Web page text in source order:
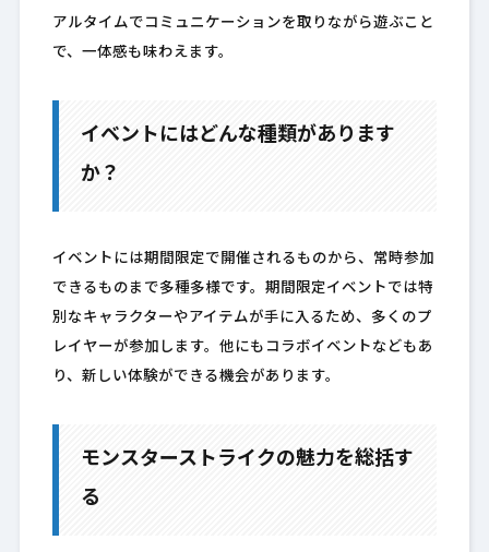
アルタイムでコミュニケーションを取りながら遊ぶこと
で、一体感も味わえます。
イベントにはどんな種類があります
か？
イベントには期間限定で開催されるものから、常時参加
できるものまで多種多様です。期間限定イベントでは特
別なキャラクターやアイテムが手に入るため、多くのプ
レイヤーが参加します。他にもコラボイベントなどもあ
り、新しい体験ができる機会があります。
モンスターストライクの魅力を総括す
る